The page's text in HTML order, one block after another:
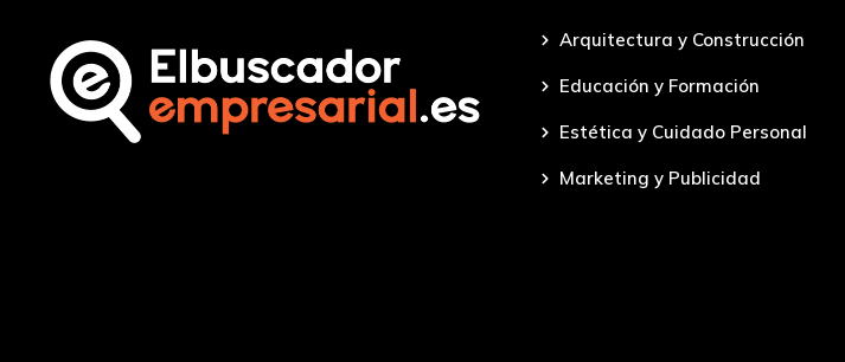
Arquitectura y Construcción
Educación y Formación
Estética y Cuidado Personal
Marketing y Publicidad